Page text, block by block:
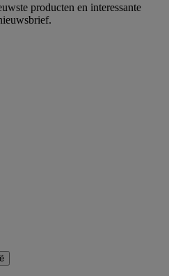
producten en interessante